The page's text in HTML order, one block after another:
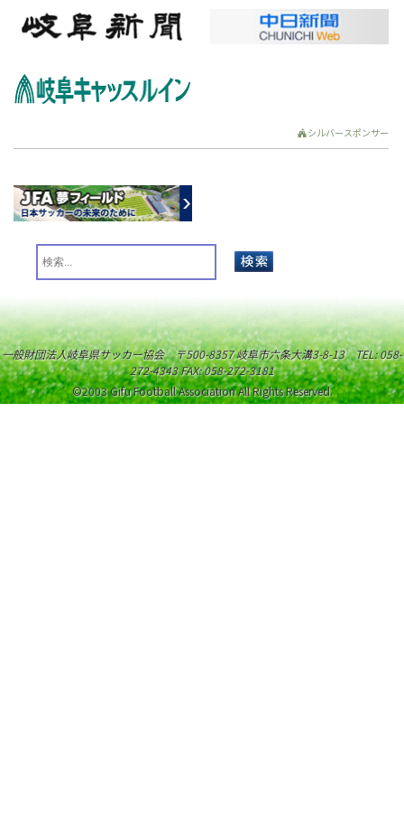
シルバースポンサー
一般財団法人岐阜県サッカー協会 〒500-8357 岐阜市六条大溝3-8-13 TEL: 058-
272-4343 FAX: 058-272-3181
©2003 Gifu Football Association All Rights Reserved.